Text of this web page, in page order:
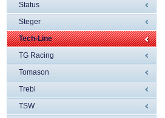
Status
Steger
Tech-Line
TG Racing
Tomason
Trebl
TSW